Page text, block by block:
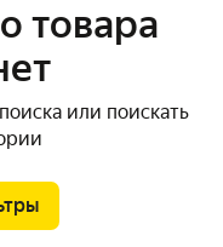
товара
или поискать